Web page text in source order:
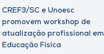
CREF3/SC e Unoesc
promovem workshop de
atualização profissional em
Educação Física